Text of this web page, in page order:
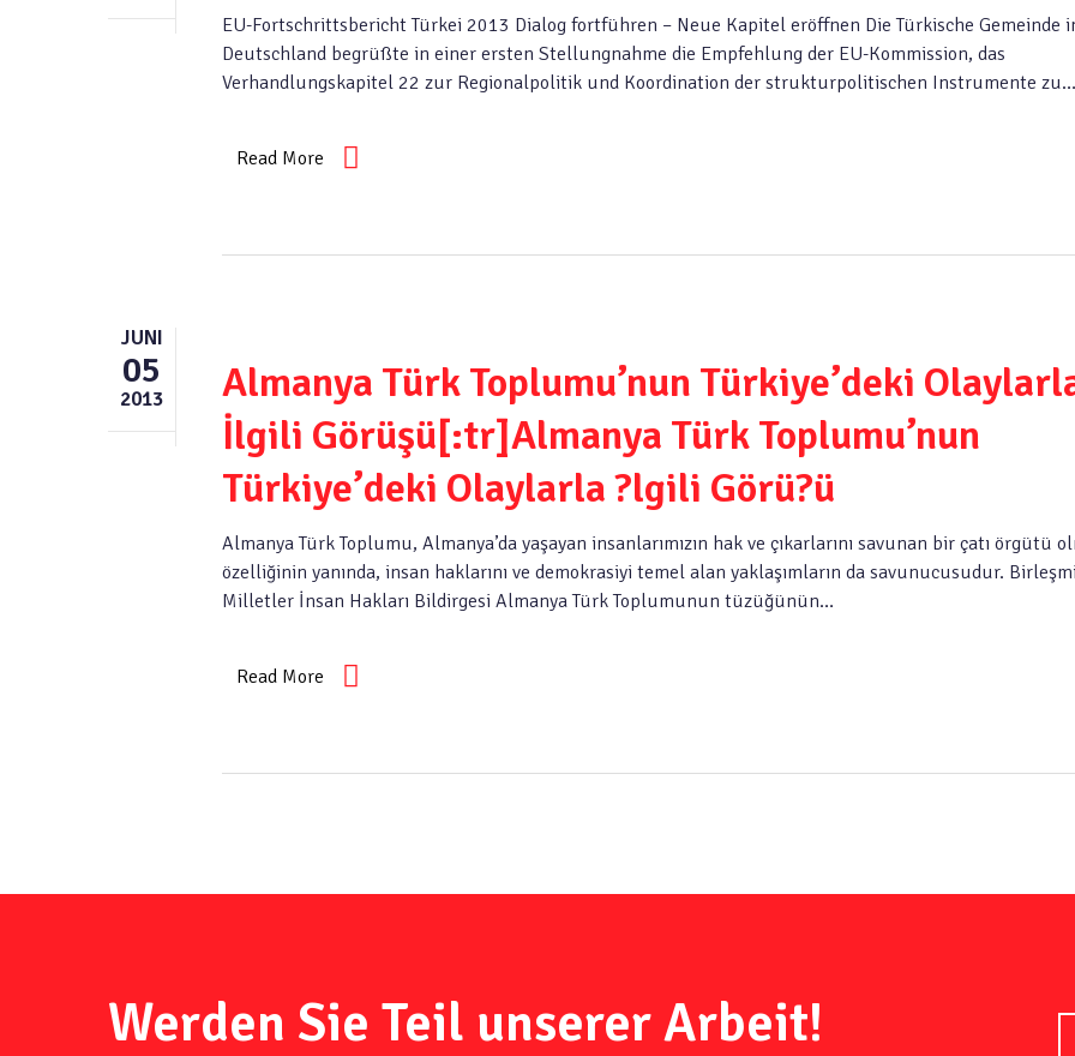
EU-Fortschrittsbericht Türkei 2013 Dialog fortführen – Neue Kapitel eröffnen Die Türkische Gemeinde
Deutschland begrüßte in einer ersten Stellungnahme die Empfehlung der EU-Kommission, das
Verhandlungskapitel 22 zur Regionalpolitik und Koordination der strukturpolitischen Instrumente zu…
Read More
JUNI
05
2013
Almanya Türk Toplumu’nun Türkiye’deki
İlgili Görüşü[:tr]Almanya Türk Toplumu’nun
Türkiye’deki Olaylarla ?lgili Görü?ü
Almanya Türk Toplumu, Almanya’da yaşayan insanlarımızın hak ve çıkarlarını savunan bir çatı örgütü
özelliğinin yanında, insan haklarını ve demokrasiyi temel alan yaklaşımların da savunucusudur.
Milletler İnsan Hakları Bildirgesi Almanya Türk Toplumunun tüzüğünün…
Read More
Werden Sie Teil unserer Arbeit!